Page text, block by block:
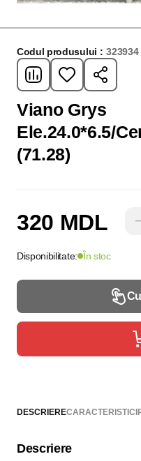
Codul produsului : 323934
Viano Grys
Ele.24.0*6.5/
(71.28)
320 MDL
Disponibilitate: În stoc
DESCRIERECARACTERISTICI
Descriere